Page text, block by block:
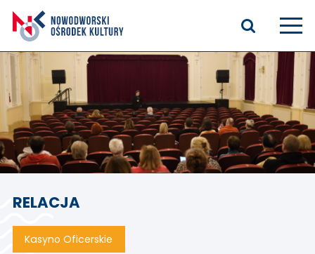
Aktualności
Kasyno Oficerskie
Kino
Bilety
Zajęcia stałe
Kontakt
RELACJA
Kasyno Oficerskie